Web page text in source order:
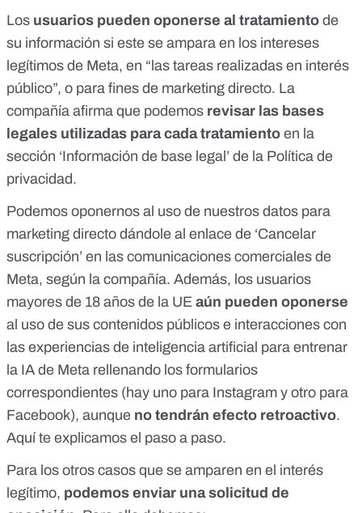
Los usuarios pueden oponerse al tratamiento de
su información si este se ampara en los intereses
legítimos de Meta, en “las tareas realizadas en interés
público”, o para fines de marketing directo. La
compañía afirma que podemos revisar las bases
legales utilizadas para cada tratamiento en la
sección ‘Información de base legal’ de la Política de
privacidad.
Podemos oponernos al uso de nuestros datos para
marketing directo dándole al enlace de ‘Cancelar
suscripción’ en las comunicaciones comerciales de
Meta, según la compañía. Además, los usuarios
mayores de 18 años de la UE aún pueden oponerse
al uso de sus contenidos públicos e interacciones con
las experiencias de inteligencia artificial para entrenar
la IA de Meta rellenando los formularios
correspondientes (hay uno para Instagram y otro para
Facebook), aunque no tendrán efecto retroactivo.
Aquí te explicamos el paso a paso.
Para los otros casos que se amparen en el interés
legítimo, podemos enviar una solicitud de